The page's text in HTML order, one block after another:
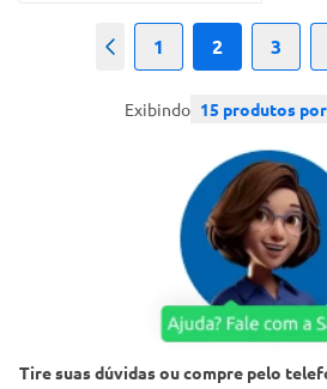
Anterior
1 2 3
Exibindo 15 produtos
Tire suas dúvidas ou compre pelo